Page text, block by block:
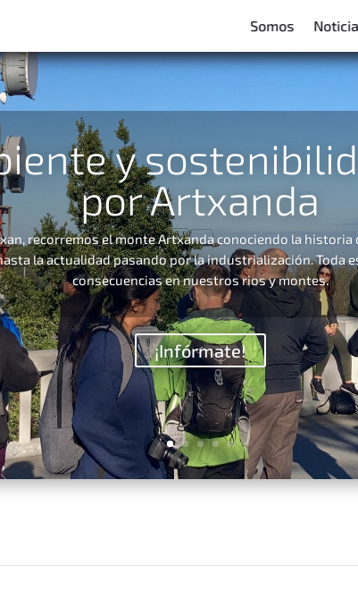
Somos
y
por Artxanda
recorremos el monte Artxanda conociendo la historia
la actualidad pasando por la industrialización. Toda
consecuencias en nuestros rios y montes.
¡Infórmate!